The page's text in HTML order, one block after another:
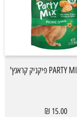
15.00 ₪